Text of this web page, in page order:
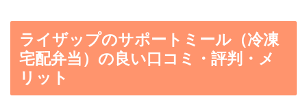
ライザップのサポートミール（冷凍
宅配弁当）の良い口コミ・評判・メ
リット